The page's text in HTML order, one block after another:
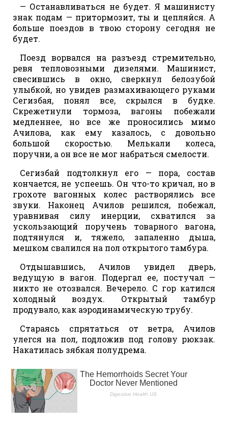
— Останавливаться не будет. Я машинисту
знак подам — притормозит, ты и цепляйся. А
больше поездов в твою сторону сегодня не
будет.
Поезд ворвался на разъезд стремительно,
ревя тепловозными дизелями. Машинист,
свесившись в окно, сверкнул белозубой
улыбкой, но увидев размахивающего руками
Сегизбая, понял все, скрылся в будке.
Скрежетнули тормоза, вагоны побежали
медленнее, но все же проносились мимо
Ачилова, как ему казалось, с довольно
большой скоростью. Мелькали колеса,
поручни, а он все не мог набраться смелости.
Сегизбай подтолкнул его — пора, состав
кончается, не успеешь. Он что-то кричал, но в
грохоте вагонных колес растворялись все
звуки. Наконец Ачилов решился, побежал,
уравнивая силу инерции, схватился за
ускользающий поручень товарного вагона,
подтянулся и, тяжело, запаленно дыша,
мешком свалился на пол открытого тамбура.
Отдышавшись, Ачилов увидел дверь,
ведущую в вагон. Подергал ее, постучал —
никто не отозвался. Вечерело. С гор катился
холодный воздух. Открытый тамбур
продувало, как аэродинамическую трубу.
Стараясь спрятаться от ветра, Ачилов
улегся на пол, подложив под голову рюкзак.
Накатилась зябкая полудрема.